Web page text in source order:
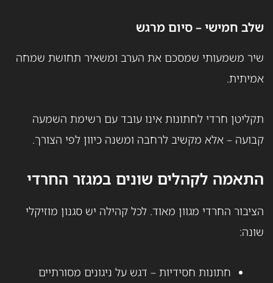
שלב חמישי – סיום מרגש
שיר משמעותי שמסכם את הערב ומשאיר תחושת שמחה
אמיתית.
תקליטן חרדי לחתונות אינו עובד עם רשימת השמעה
קבועה – אלא מקשיב לרחבה ומשנה כיוון לפי הצורך.
התאמה לקהלים שונים במגזר החרדי
הציבור החרדי מגוון מאוד. לכל קהילה יש סגנון מוזיקלי
שונה:
חתונות חסידיות – דגש על ניגונים מסורתיים